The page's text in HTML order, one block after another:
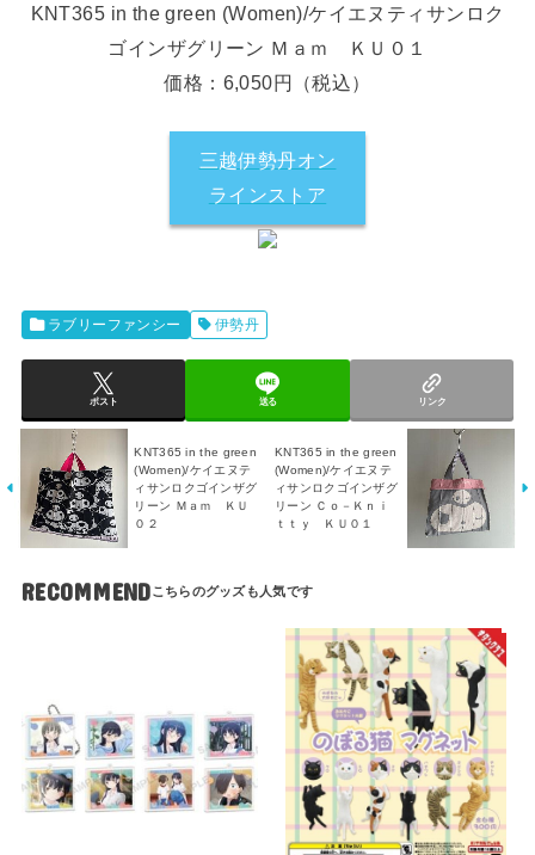
KNT365 in the green (Women)/ケイエヌティサンロク
ゴインザグリーン Ｍａｍ ＫＵ０１
価格：6,050円（税込）
三越伊勢丹オン
ラインストア
ラブリーファンシー 伊勢丹
ポスト 送る リンク
KNT365 in the green
(Women)/ケイエヌテ
ィサンロクゴインザグ
リーン Ｍａｍ ＫＵ
０２
KNT365 in the green
(Women)/ケイエヌテ
ィサンロクゴインザグ
リーン Ｃｏ－Ｋｎｉ
ｔｔｙ ＫＵ０１
RECOMMEND